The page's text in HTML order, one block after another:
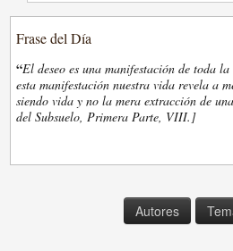
Frase del Día
“El deseo es una manifestación de toda
esta manifestación nuestra vida revela a
siendo vida y no la mera extracción de
del Subsuelo, Primera Parte, VIII.]
Autores